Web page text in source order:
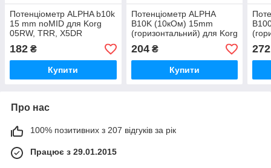
Потенціометр ALPHA b10k
15 mm noMID для Korg
05RW, TRR, X5DR
182 ₴
Купити
Потенціометр ALPHA
B10K (10кОм) 15mm
(горизонтальний) для Korg
05RW, TRR, X5DR
204₴
Купити
4 /
272
Про нас
100% позитивних з 207 відгуків за рік
Працює з 29.01.2015